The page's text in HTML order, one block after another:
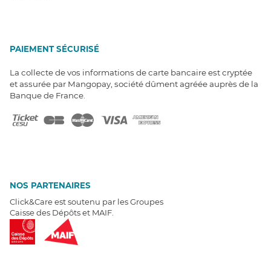
PAIEMENT SÉCURISÉ
La collecte de vos informations de carte bancaire est cryptée
et assurée par Mangopay, société dûment agréée auprès de la
Banque de France.
NOS PARTENAIRES
Click&Care est soutenu par les Groupes
Caisse des Dépôts et MAIF.